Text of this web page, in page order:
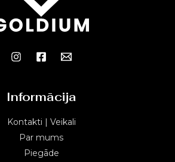
Informācija
Kontakti | Veikali
Par mums
Piegāde